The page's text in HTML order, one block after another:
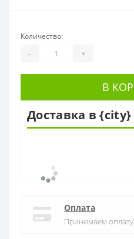
Количество:
- +
В
Доставка в
Оплата
Принимаем